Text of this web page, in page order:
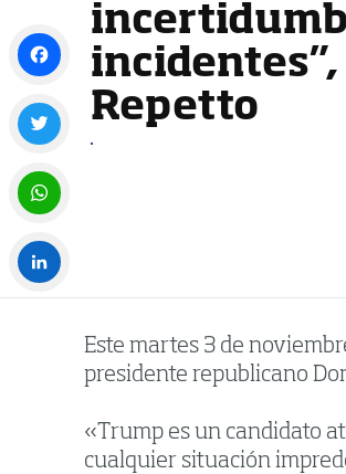
Repetto
Este martes 3 de
presidente republicano
«Trump es un candidato
cualquier situación
Facebook
Twitter
WhatsApp